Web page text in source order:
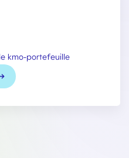
kmo-portefeuille